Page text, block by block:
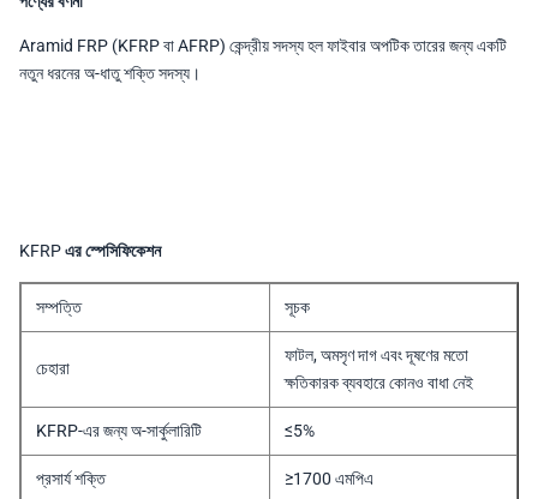
Aramid FRP (KFRP বা AFRP) কেন্দ্রীয় সদস্য হল ফাইবার অপটিক তারের জন্য একটি
নতুন ধরনের অ-ধাতু শক্তি সদস্য।
KFRP এর স্পেসিফিকেশন
সম্পত্তি সূচক
চেহারা
ফাটল, অমসৃণ দাগ এবং দূষণের মতো
ক্ষতিকারক ব্যবহারে কোনও বাধা নেই
KFRP-এর জন্য অ-সার্কুলারিটি ≤5%
প্রসার্য শক্তি ≥1700 এমপিএ